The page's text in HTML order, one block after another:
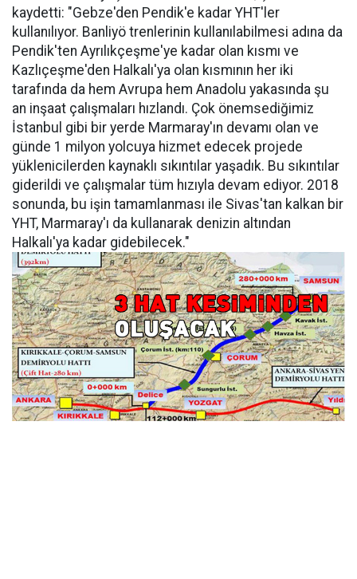
kaydetti: "Gebze'den Pendik'e kadar YHT'ler
kullanılıyor. Banliyö trenlerinin kullanılabilmesi adına da
Pendik'ten Ayrılıkçeşme'ye kadar olan kısmı ve
Kazlıçeşme'den Halkalı'ya olan kısmının her iki
tarafında da hem Avrupa hem Anadolu yakasında şu
an inşaat çalışmaları hızlandı. Çok önemsediğimiz
İstanbul gibi bir yerde Marmaray'ın devamı olan ve
günde 1 milyon yolcuya hizmet edecek projede
yüklenicilerden kaynaklı sıkıntılar yaşadık. Bu sıkıntılar
giderildi ve çalışmalar tüm hızıyla devam ediyor. 2018
sonunda, bu işin tamamlanması ile Sivas'tan kalkan bir
YHT, Marmaray'ı da kullanarak denizin altından
Halkalı'ya kadar gidebilecek."